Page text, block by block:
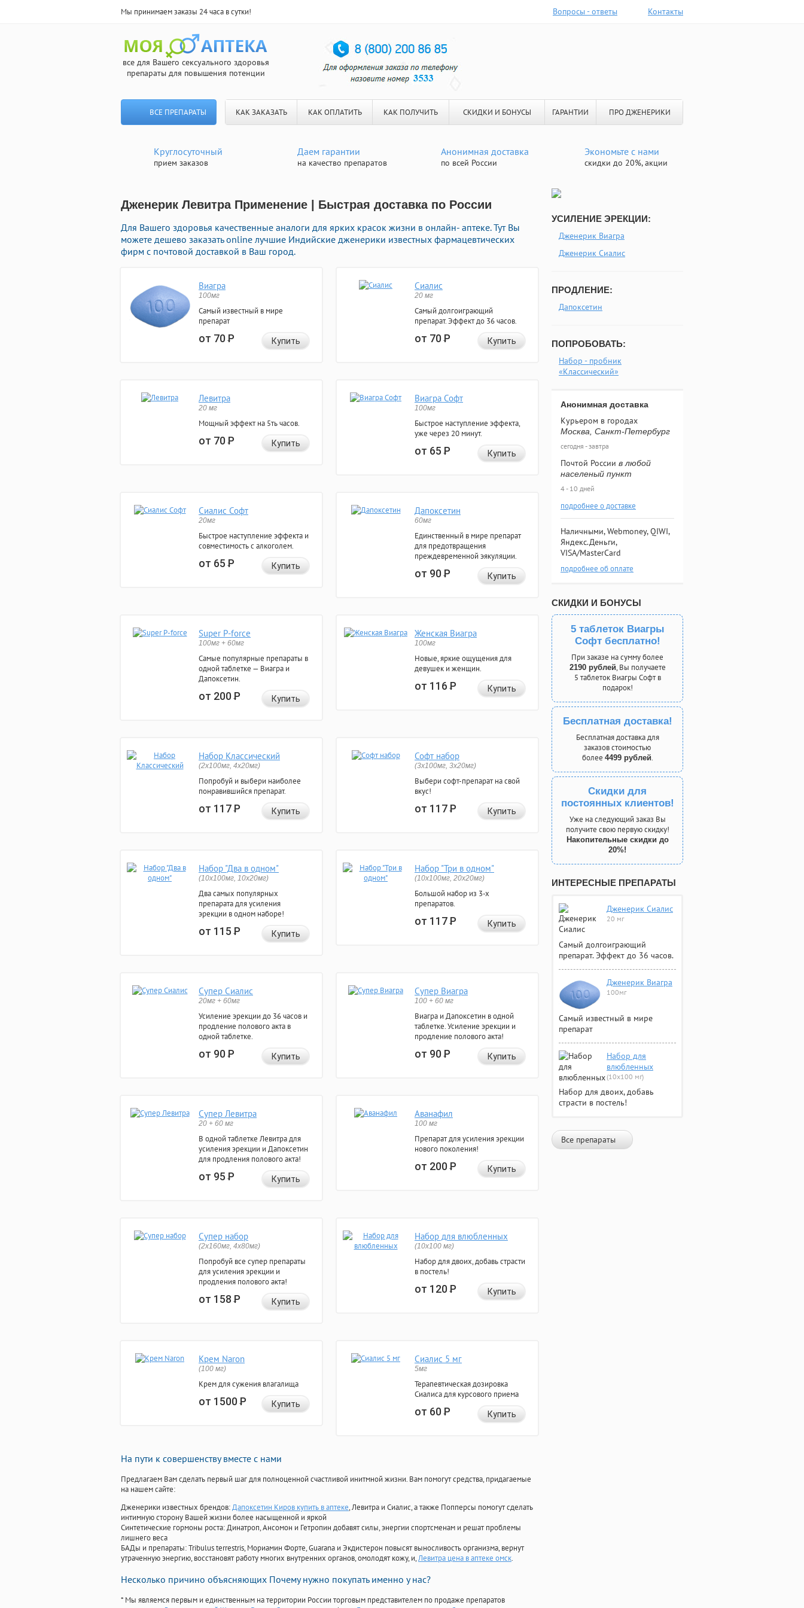
Мы принимаем заказы 24 часа в сутки! Вопросы - ответы Контакты
все для Вашего сексуального здоровья
препараты для повышения потенции
ВСЕ ПРЕПАРАТЫ КАК ЗАКАЗАТЬ КАК ОПЛАТИТЬ КАК ПОЛУЧИТЬ СКИДКИ И БОНУСЫ ГАРАНТИИ ПРО ДЖЕНЕРИКИ
Круглосуточный
прием заказов
Даем гарантии
на качество препаратов
Анонимная доставка
по всей России
Экономьте с нами
скидки до 20%, акции
Дженерик Левитра Применение | Быстрая доставка по России
Для Вашего здоровья качественные аналоги для ярких красок жизни в онлайн- аптеке. Тут Вы
можете дешево заказать online лучшие Индийские дженерики известных фармацевтических
фирм с почтовой доставкой в Ваш город.
Виагра
100мг
Самый известный в мире
препарат
от 70Р Купить
Сиалис
20 мг
Самый долгоиграющий
препарат. Эффект до 36 часов.
от 70Р Купить
Левитра
20 мг
Мощный эффект на 5ть часов.
от 70Р Купить
Виагра Софт
100мг
Быстрое наступление эффекта,
уже через 20 минут.
от 65Р Купить
Сиалис Софт
20мг
Быстрое наступление эффекта и
совместимость с алкоголем.
от 65Р Купить
Дапоксетин
60мг
Единственный в мире препарат
для предотвращения
преждевременной эякуляции.
от 90Р Купить
Super P-force
100мг + 60мг
Самые популярные препараты в
одной таблетке — Виагра и
Дапоксетин.
от 200Р Купить
Женская Виагра
100мг
Новые, яркие ощущения для
девушек и женщин.
от 116Р Купить
Набор Классический
(2x100мг, 4x20мг)
Попробуй и выбери наиболее
понравившийся препарат.
от 117Р Купить
Софт набор
(3x100мг, 3x20мг)
Выбери софт-препарат на свой
вкус!
от 117Р Купить
Набор "Два в одном"
(10x100мг, 10x20мг)
Два самых популярных
препарата для усиления
эрекции в одном наборе!
от 115Р Купить
Набор "Три в одном"
(10x100мг, 20x20мг)
Большой набор из 3-х
препаратов.
от 117Р Купить
Супер Сиалис
20мг + 60мг
Усиление эрекции до 36 часов и
продление полового акта в
одной таблетке.
от 90Р Купить
Супер Виагра
100 + 60 мг
Виагра и Дапоксетин в одной
таблетке. Усиление эрекции и
продление полового акта!
от 90Р Купить
Супер Левитра
20 + 60 мг
В одной таблетке Левитра для
усиления эрекции и Дапоксетин
для продления полового акта!
от 95Р Купить
Аванафил
100 мг
Препарат для усиления эрекции
нового поколения!
от 200Р Купить
Супер набор
(2х160мг, 4х80мг)
Попробуй все супер препараты
для усиления эрекции и
продления полового акта!
от 158Р Купить
Набор для влюбленных
(10х100 мг)
Набор для двоих, добавь страсти
в постель!
от 120Р Купить
Крем Naron
(100 мг)
Крем для сужения влагалища
от 1500Р Купить
Сиалис 5 мг
5мг
Терапевтическая дозировка
Сиалиса для курсового приема
от 60Р Купить
На пути к совершенству вместе с нами
Предлагаем Вам сделать первый шаг для полноценной счастливой инитмной жизни. Вам помогут средства, придагаемые
на нашем сайте:
Дженерики известных брендов:Дапоксетин Киров купить в аптеке, Левитра и Сиалис, а также Попперсы помогут сделать
интимную сторону Вашей жизни более насыщенной и яркой
Синтетические гормоны роста: Динатроп, Ансомон и Гетропин добавят силы, энергии спортсменам и решат проблемы
лишнего веса
БАДы и препараты:Tribulus terrestris, Мориамин Форте, Guarana и Экдистерон повысят выносливость организма, вернут
утраченную энергию, восстановят работу многих внутренних органов, омолодят кожу, и,Левитра цена в аптеке омск.
Несколько причино объясняющих Почему нужно покупать именно у нас?
* Мы являемся первым и единственным на территории России торговым представителем по продаже препаратов
УСИЛЕНИЕ ЭРЕКЦИИ:
Дженерик Виагра
Дженерик Сиалис
ПРОДЛЕНИЕ:
Дапоксетин
ПОПРОБОВАТЬ:
Набор - пробник
«Классический»
Анонимная доставка
Курьером в городах
Москва, Санкт-Петербург
сегодня - завтра
Почтой России в любой
населеный пункт
4 - 10 дней
подробнее о доставке
Наличными, Webmoney, QIWI,
Яндекс.Деньги,
VISA/MasterCard
подробнее об оплате
СКИДКИ И БОНУСЫ
5 таблеток Виагры
Софт бесплатно!
При заказе на сумму более
2190 рублей, Вы получаете
5 таблеток Виагры Софт в
подарок!
Бесплатная доставка!
Бесплатная доставка для
заказов стоимостью
более 4499 рублей.
Скидки для
постоянных клиентов!
Уже на следующий заказ Вы
получите свою первую скидку!
Накопительные скидки до
20%!
ИНТЕРЕСНЫЕ ПРЕПАРАТЫ
Дженерик Сиалис
20 мг
Самый долгоиграющий
препарат. Эффект до 36 часов.
Дженерик Виагра
100мг
Самый известный в мире
препарат
Набор для
влюбленных
(10х100 мг)
Набор для двоих, добавь
страсти в постель!
Все препараты